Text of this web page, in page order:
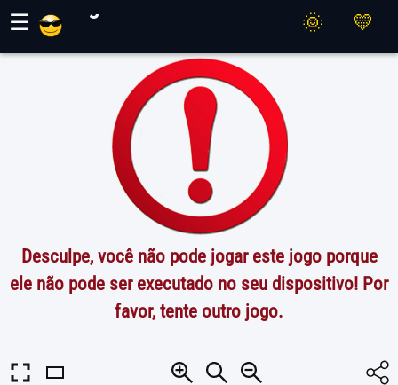
☰
Desculpe, você não pode jogar este jogo porque
ele não pode ser executado no seu dispositivo! Por
favor, tente outro jogo.